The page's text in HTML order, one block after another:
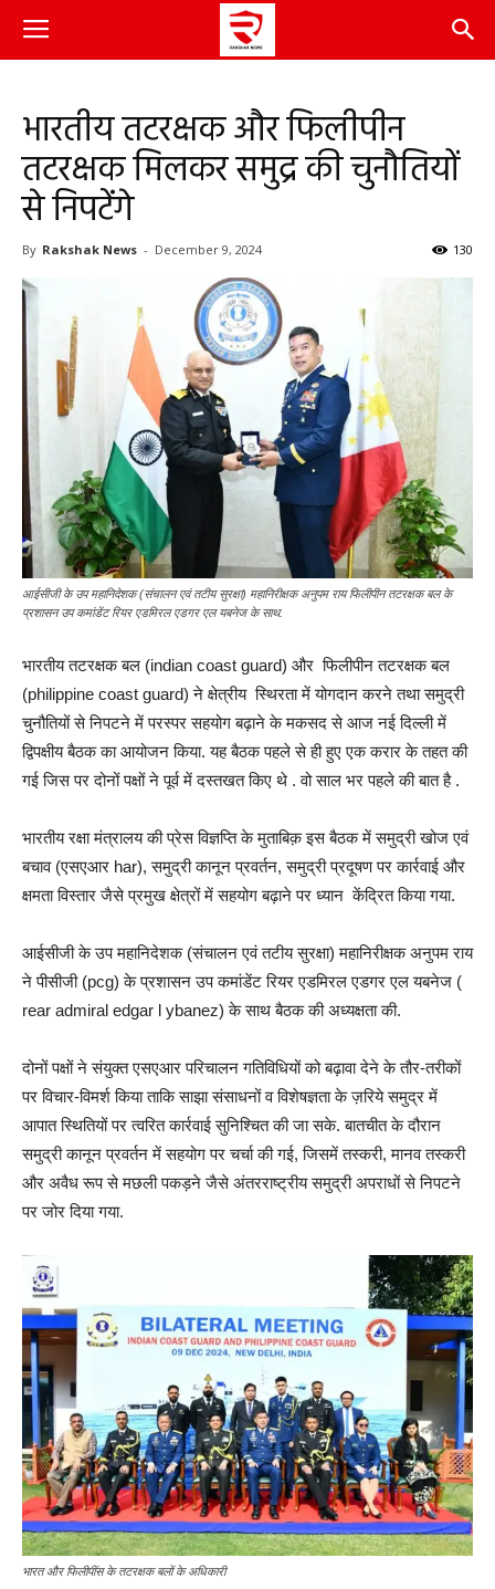
भारतीय तटरक्षक और फिलीपीन
तटरक्षक मिलकर समुद्र की चुनौतियों
से निपटेंगे
By Rakshak News - December 9, 2024 130
आईसीजी के उप महानिदेशक (संचालन एवं तटीय सुरक्षा) महानिरीक्षक अनुपम राय फिलीपीन तटरक्षक बल के
प्रशासन उप कमांडेंट रियर एडमिरल एडगर एल यबनेज के साथ.
भारतीय तटरक्षक बल (indian coast guard) और फिलीपीन तटरक्षक बल
(philippine coast guard) ने क्षेत्रीय स्थिरता में योगदान करने तथा समुद्री
चुनौतियों से निपटने में परस्पर सहयोग बढ़ाने के मकसद से आज नई दिल्ली में
द्विपक्षीय बैठक का आयोजन किया. यह बैठक पहले से ही हुए एक करार के तहत की
गई जिस पर दोनों पक्षों ने पूर्व में दस्तखत किए थे . वो साल भर पहले की बात है .
भारतीय रक्षा मंत्रालय की प्रेस विज्ञप्ति के मुताबिक़ इस बैठक में समुद्री खोज एवं
बचाव (एसएआर har), समुद्री कानून प्रवर्तन, समुद्री प्रदूषण पर कार्रवाई और
क्षमता विस्तार जैसे प्रमुख क्षेत्रों में सहयोग बढ़ाने पर ध्यान केंद्रित किया गया.
आईसीजी के उप महानिदेशक (संचालन एवं तटीय सुरक्षा) महानिरीक्षक अनुपम राय
ने पीसीजी (pcg) के प्रशासन उप कमांडेंट रियर एडमिरल एडगर एल यबनेज (
rear admiral edgar l ybanez) के साथ बैठक की अध्यक्षता की.
दोनों पक्षों ने संयुक्त एसएआर परिचालन गतिविधियों को बढ़ावा देने के तौर-तरीकों
पर विचार-विमर्श किया ताकि साझा संसाधनों व विशेषज्ञता के ज़रिये समुद्र में
आपात स्थितियों पर त्वरित कार्रवाई सुनिश्चित की जा सके. बातचीत के दौरान
समुद्री कानून प्रवर्तन में सहयोग पर चर्चा की गई, जिसमें तस्करी, मानव तस्करी
और अवैध रूप से मछली पकड़ने जैसे अंतरराष्ट्रीय समुद्री अपराधों से निपटने
पर जोर दिया गया.
भारत और फिलीपींस के तटरक्षक बलों के अधिकारी